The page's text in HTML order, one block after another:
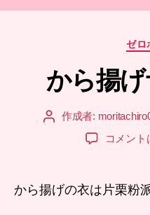
ゼロ
から揚げ
投 作成者:
か
げ
サ
コメント
から揚げの衣は片栗粉派